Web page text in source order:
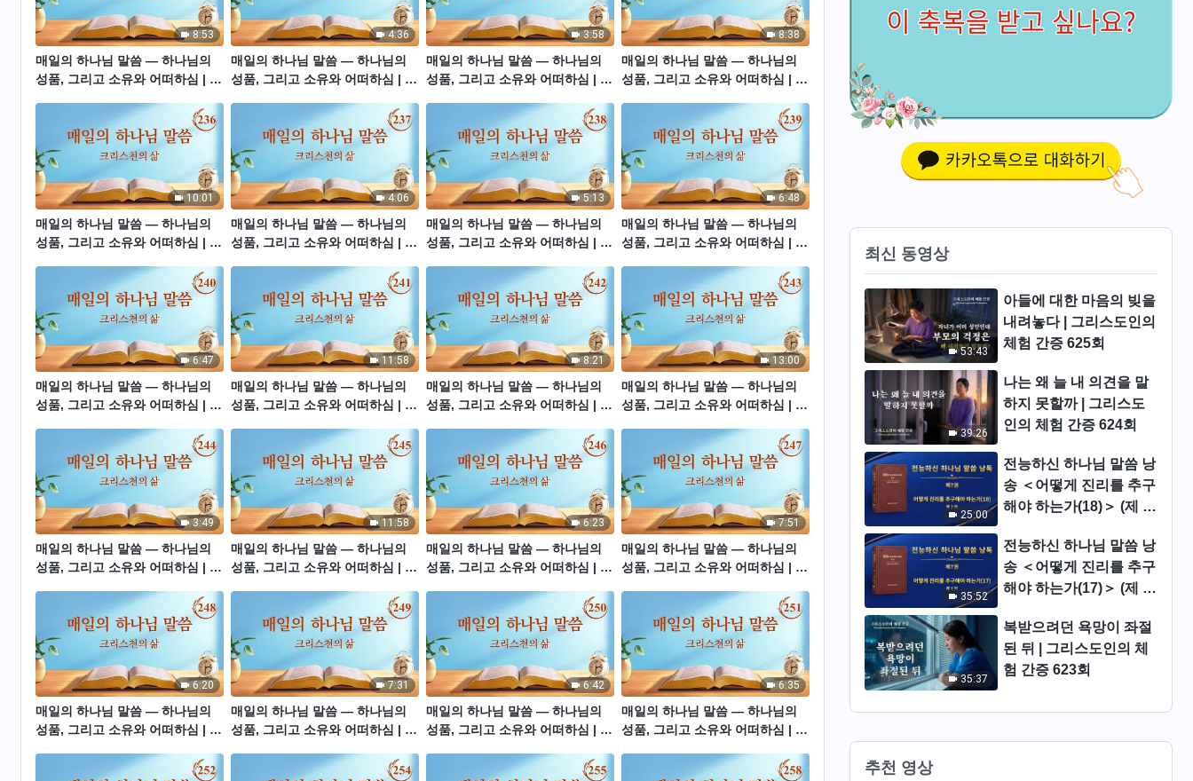
8:53
매일의 하나님 말씀 ― 하나님의
성품, 그리고 소유와 어떠하심 | 발
4:36
매일의 하나님 말씀 ― 하나님의
성품, 그리고 소유와 어떠하심 | 발
3:58
매일의 하나님 말씀 ― 하나님의
성품, 그리고 소유와 어떠하심 | 발
8:38
매일의 하나님 말씀 ― 하나님의
성품, 그리고 소유와 어떠하심 | 발
10:01
매일의 하나님 말씀 ― 하나님의
성품, 그리고 소유와 어떠하심 | 발
4:06
매일의 하나님 말씀 ― 하나님의
성품, 그리고 소유와 어떠하심 | 발
5:13
매일의 하나님 말씀 ― 하나님의
성품, 그리고 소유와 어떠하심 | 발
6:48
매일의 하나님 말씀 ― 하나님의
성품, 그리고 소유와 어떠하심 | 발
6:47
매일의 하나님 말씀 ― 하나님의
성품, 그리고 소유와 어떠하심 | 발
11:58
매일의 하나님 말씀 ― 하나님의
성품, 그리고 소유와 어떠하심 | 발
8:21
매일의 하나님 말씀 ― 하나님의
성품, 그리고 소유와 어떠하심 | 발
13:00
매일의 하나님 말씀 ― 하나님의
성품, 그리고 소유와 어떠하심 | 발
3:49
매일의 하나님 말씀 ― 하나님의
성품, 그리고 소유와 어떠하심 | 발
11:58
매일의 하나님 말씀 ― 하나님의
성품, 그리고 소유와 어떠하심 | 발
6:23
매일의 하나님 말씀 ― 하나님의
성품, 그리고 소유와 어떠하심 | 발
7:51
매일의 하나님 말씀 ― 하나님의
성품, 그리고 소유와 어떠하심 | 발
6:20
매일의 하나님 말씀 ― 하나님의
성품, 그리고 소유와 어떠하심 | 발
7:31
매일의 하나님 말씀 ― 하나님의
성품, 그리고 소유와 어떠하심 | 발
6:42
매일의 하나님 말씀 ― 하나님의
성품, 그리고 소유와 어떠하심 | 발
6:35
매일의 하나님 말씀 ― 하나님의
성품, 그리고 소유와 어떠하심 | 발
최신 동영상
53:43
아들에 대한 마음의 빚을
내려놓다 | 그리스도인의
체험 간증 625회
39:26
나는 왜 늘 내 의견을 말
하지 못할까 | 그리스도
인의 체험 간증 624회
25:00
전능하신 하나님 말씀 낭
송 ＜어떻게 진리를 추구
해야 하는가(18)＞ (제 2
35:52
전능하신 하나님 말씀 낭
송 ＜어떻게 진리를 추구
해야 하는가(17)＞ (제 5
35:37
복받으려던 욕망이 좌절
된 뒤 | 그리스도인의 체
험 간증 623회
추천 영상